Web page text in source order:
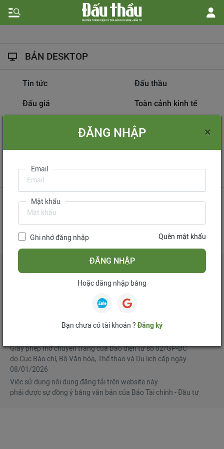
BẢN DESKTOP
Tin tức Đấu thầu
Đấu giá Toàn cảnh kinh tế
Dự án đầu tư
Information on
International Tendering
Gửi phản hồi
Liên hệ quảng cáo
Liên hệ đặt báo
tử
Mua bản tin điện tử
Đăng ký diễn đàn
Ngô Chí Tùng Lê Trọng Minh
Giấy phép mở chuyên trang của Báo điện tử số 02/GP-BC
do Cục Báo chí, Bộ Văn hóa, Thể thao và Du lịch cấp ngày
08/01/2026
Việc sử dụng nội dung đăng tải trên website này
phải được sự đồng ý bằng văn bản của Báo Tài chính - Đầu tư
ĐĂNG NHẬP ×
Email
Mật khẩu
Ghi nhớ đăng nhập Quên mật khẩu
ĐĂNG NHẬP
Hoặc đăng nhập bằng
Bạn chưa có tài khoản ?Đăng ký